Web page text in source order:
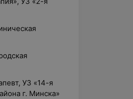
УЗ «14-я
г. Минска»